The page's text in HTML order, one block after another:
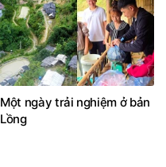
Một ngày trải nghiệm ở bản
Lồng